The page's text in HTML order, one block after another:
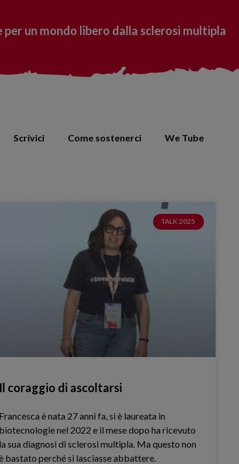
per un mondo libero dalla sclerosi multipla
Scrivici Come sostenerci We Tube
TALK 2025
Il coraggio di ascoltarsi
Francesca è nata 27 anni fa, si è laureata in
biotecnologie nel 2022 e il mese dopo ha ricevuto
la sua diagnosi di sclerosi multipla. Ma questo non
bastato perché si lasciasse abbattere.